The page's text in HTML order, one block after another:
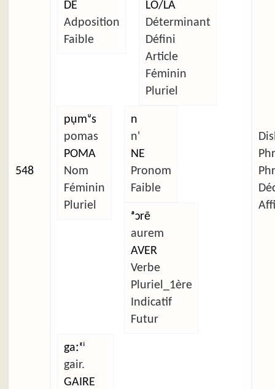
548
DE
Adposition
Faible
LO/LA
Déterminant
Défini
Article
Féminin
Pluriel
pụmᶸs
pomas
POMA
Nom
Féminin
Pluriel
n
n'
NE
Pronom
Faible
ᵃɔrẽ
aurem
AVER
Verbe
Pluriel_1ère
Indicatif
Futur
gaːᵋⁱ
gair.
GAIRE